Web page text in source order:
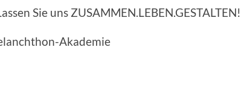
Sie uns ZUSAMMEN.LEBEN.GESTALTEN!
Akademie